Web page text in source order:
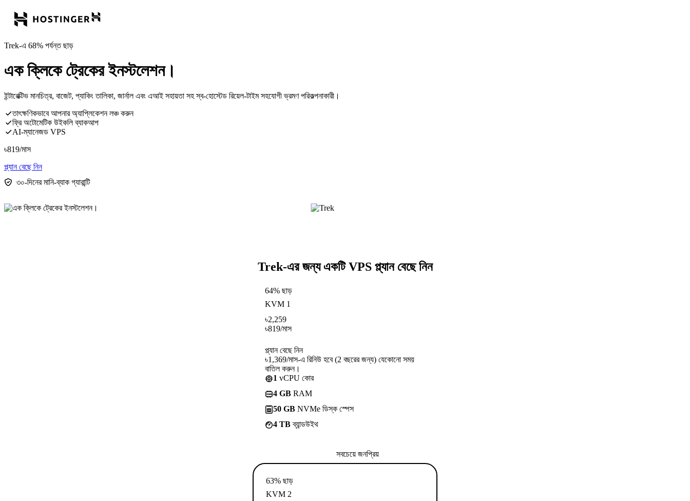
Trek-এ 68% পর্যন্ত ছাড়
এক ক্লিকে ট্রেকের ইনস্টলেশন।
ইন্টারেক্টিভ মানচিত্র, বাজেট, প্যাকিং তালিকা, জার্নাল এবং এআই সহায়তা সহ স্ব-হোস্টেড রিয়েল-টাইম সহযোগী ভ্রমণ পরিকল্পনাকারী।
তাৎক্ষণিকভাবে আপনার অ্যাপ্লিকেশন লঞ্চ করুন
ফ্রি অটোমেটিক উইকলি ব্যাকআপ
AI-ম্যানেজড VPS
৳819/মাস
প্ল্যান বেছে নিন
৩০-দিনের মানি-ব্যাক গ্যারান্টি
Trek-এর জন্য একটি VPS প্ল্যান বেছে নিন
64% ছাড়
KVM 1
৳2,259
৳819/মাস
প্ল্যান বেছে নিন
৳1,369/মাস-এ রিনিউ হবে (2 বছরের জন্য) যেকোনো সময়
বাতিল করুন।
1 vCPU কোর
4 GB RAM
50 GB NVMe ডিস্ক স্পেস
4 TBব্যান্ডউইথ
সবচেয়ে জনপ্রিয়
63% ছাড়
KVM 2